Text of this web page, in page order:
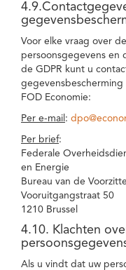
Voor elke vraag over
persoonsgegevens en
de GDPR kunt u
gegevensbescherming
FOD Economie:
Per e-mail :
Per brief:
Federale
en Energie
Bureau van de
Vooruitgangstraat 50
1210 Brussel
4.10. Klachten
Als u vindt dat uw